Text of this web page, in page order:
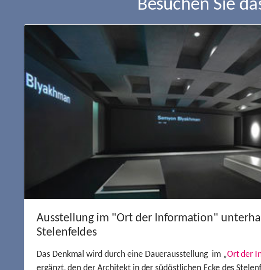
Besuchen Sie
Ausstellung im "Ort der Information"
Stelenfeldes
Das Denkmal wird durch eine Dauerausstellung im „Ort der